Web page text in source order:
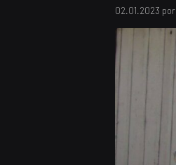
02.01.2023 por